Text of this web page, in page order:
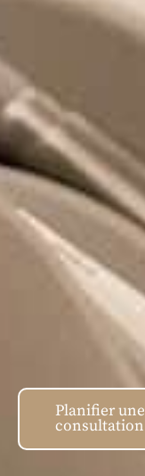
Planifier une
consultation